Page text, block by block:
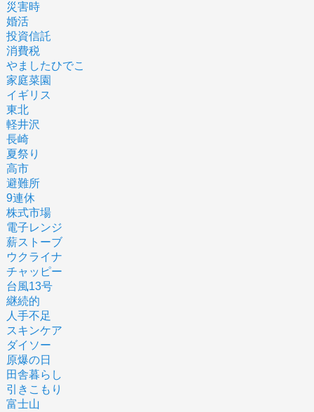
災害時
婚活
投資信託
消費税
やましたひでこ
家庭菜園
イギリス
東北
軽井沢
長崎
夏祭り
高市
避難所
9連休
株式市場
電子レンジ
薪ストーブ
ウクライナ
チャッピー
台風13号
継続的
人手不足
スキンケア
ダイソー
原爆の日
田舎暮らし
引きこもり
富士山